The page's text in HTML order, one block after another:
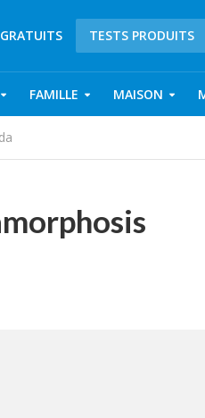
TESTS PRODUITS
FAMILLE MAISON